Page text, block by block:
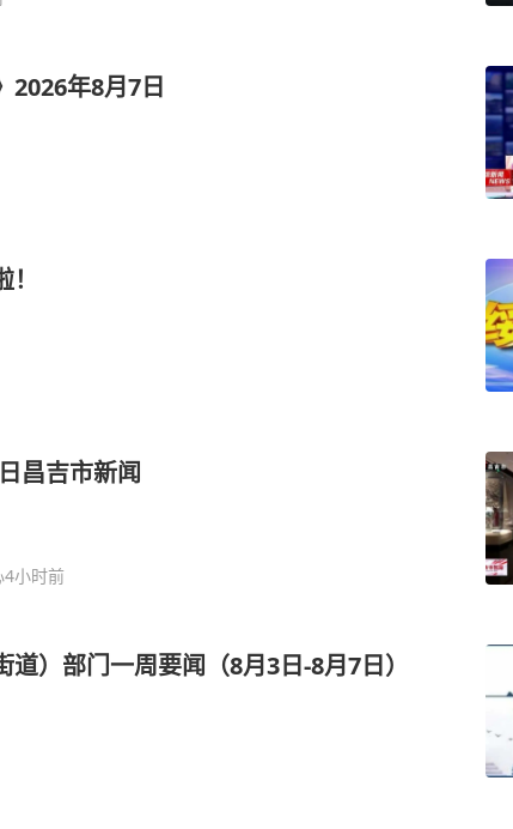
2026年8月7日
昌吉市新闻
4小时前
道）部门一周要闻（8月3日-8月7日）